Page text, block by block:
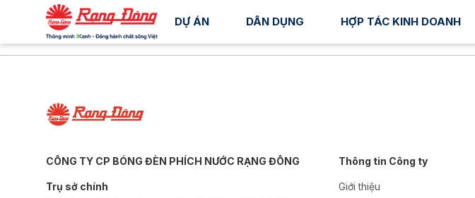
DỰ ÁN DÂN DỤNG HỢP TÁC KINH DOANH
CÔNG TY CP BÓNG ĐÈN PHÍCH NƯỚC RẠNG ĐÔNG
Trụ sở chính
Thông tin Công ty
Giới thiệu